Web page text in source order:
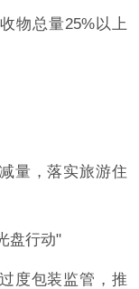
物总量25%以上
量，落实旅游住
盘行动"
度包装监管，推